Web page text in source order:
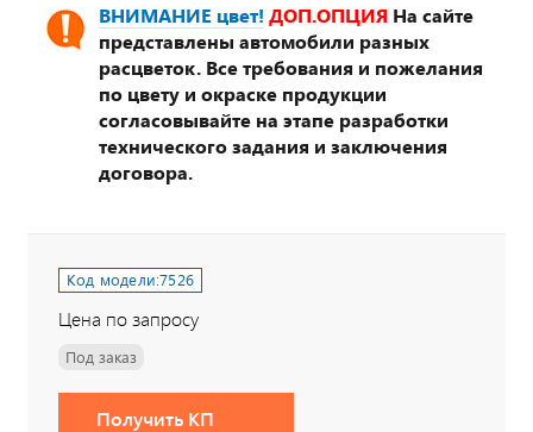
ВНИМАНИЕ цвет! ДОП.ОПЦИЯ На сайте
представлены автомобили разных
расцветок. Все требования и пожелания
по цвету и окраске продукции
согласовывайте на этапе разработки
технического задания и заключения
договора.
Код модели:7526
Цена по запросу
Под заказ
Получить КП